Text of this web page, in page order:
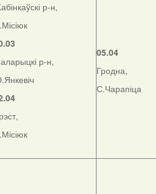
р-н,
р-н,
05.04
Гродна,
С.Чарапіца